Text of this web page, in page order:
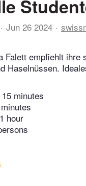
Jun 26 2024
Falett empfiehlt
Haselnüssen.
15 minutes
hour